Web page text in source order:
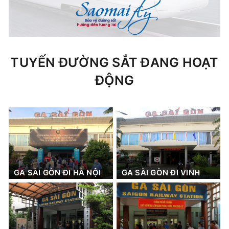
TUYẾN ĐƯỜNG SẮT ĐANG HOẠT
ĐỘNG
GA SÀI GÒN ĐI HÀ NỘI GA SÀI GÒN ĐI VINH